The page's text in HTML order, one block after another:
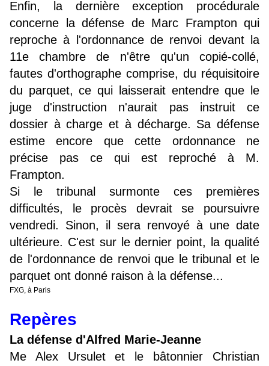
Enfin, la dernière exception procédurale
concerne la défense de Marc Frampton qui
reproche à l'ordonnance de renvoi devant la
11e chambre de n'être qu'un copié-collé,
fautes d'orthographe comprise, du réquisitoire
du parquet, ce qui laisserait entendre que le
juge d'instruction n'aurait pas instruit ce
dossier à charge et à décharge. Sa défense
estime encore que cette ordonnance ne
précise pas ce qui est reproché à M.
Frampton.
Si le tribunal surmonte ces premières
difficultés, le procès devrait se poursuivre
vendredi. Sinon, il sera renvoyé à une date
ultérieure. C'est sur le dernier point, la qualité
de l'ordonnance de renvoi que le tribunal et le
parquet ont donné raison à la défense...
FXG, à Paris
Repères
La défense d'Alfred Marie-Jeanne
Me Alex Ursulet et le bâtonnier Christian